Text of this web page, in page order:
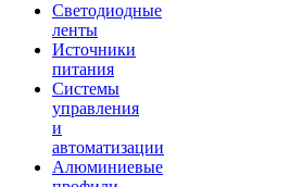
Светодиодные
ленты
Источники
питания
Системы
управления
и
автоматизации
Алюминиевые